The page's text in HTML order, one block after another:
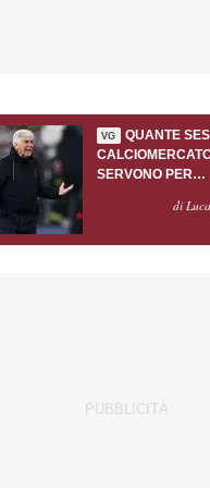
VG
QUANTE
SERVONO PER
GASPERINI?di